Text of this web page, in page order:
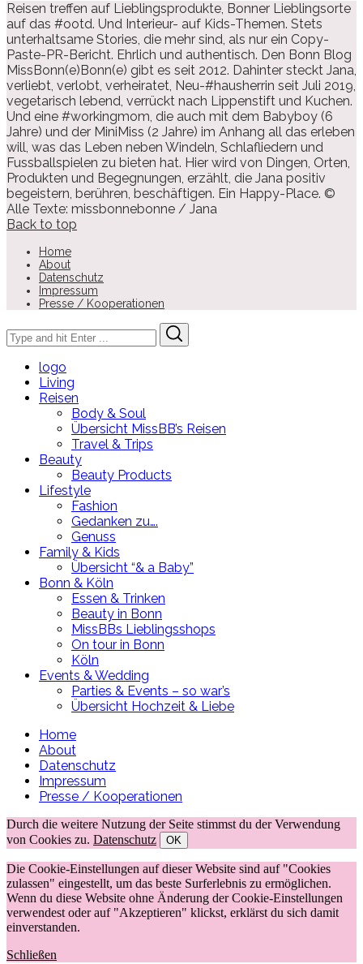
Reisen treffen auf Lieblingsprodukte, Bonner Lieblingsorte
auf das #ootd. Und Interieur- auf Kids-Themen. Stets
unterhaltsame Stories, die mehr sind, als nur ein Copy-
Paste-PR-Bericht. Ehrlich und authentisch. Den Bonn Blog
MissBonn(e)Bonn(e) gibt es seit 2012. Dahinter steckt Jana,
verliebt, verlobt, verheiratet, Neu-#hausherrin seit Juli 2019,
vegetarisch lebend, verrückt nach Lippenstift und Kuchen.
Und eine #workingmom, die auch mit dem Babyboy (6
Jahre) und der MiniMiss (2 Jahre) im Anhang all das erleben
will, was das Leben neben Windeln, Schlafliedern und
Fussballspielen zu bieten hat. Hier wird von Dingen, Orten,
Produkten und Begegnungen, erzählt, die Jana positiv
begeistern, berühren, beschäftigen. Ein Happy-Place. ©
Alle Texte: missbonnebonne / Jana
Back to top
Home
About
Datenschutz
Impressum
Presse / Kooperationen
Search
for:
logo
Living
Reisen
Body & Soul
Übersicht MissBB’s Reisen
Travel & Trips
Beauty
Beauty Products
Lifestyle
Fashion
Gedanken zu….
Genuss
Family & Kids
Übersicht “& a Baby”
Bonn & Köln
Essen & Trinken
Beauty in Bonn
MissBBs Lieblingsshops
On tour in Bonn
Köln
Events & Wedding
Parties & Events – so war’s
Übersicht Hochzeit & Liebe
Home
About
Datenschutz
Impressum
Presse / Kooperationen
Durch die weitere Nutzung der Seite stimmst du der Verwendung
von Cookies zu. Datenschutz OK
Die Cookie-Einstellungen auf dieser Website sind auf "Cookies
zulassen" eingestellt, um das beste Surferlebnis zu ermöglichen.
Wenn du diese Website ohne Änderung der Cookie-Einstellungen
verwendest oder auf "Akzeptieren" klickst, erklärst du sich damit
einverstanden.
Schließen